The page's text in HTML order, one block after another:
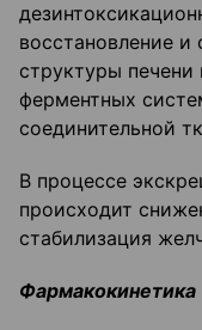
восстановление и
структуры
ферментных
соединительной
В процессе
происходит
стабилизация
Фармакокинетика